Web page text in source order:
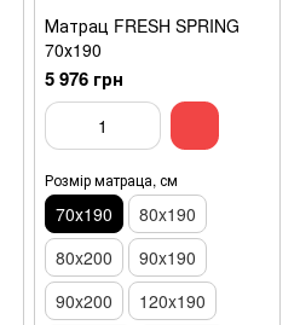
Матрац FRESH SPRING
70х190
5 976 грн
Розмір матраца, см
70х190
80x190
80x200
90x190
90x200
120x190